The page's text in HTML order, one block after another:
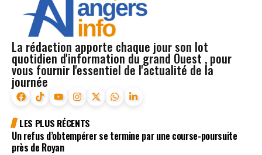
La rédaction apporte chaque jour son lot
quotidien d'information du grand Ouest , pour
vous fournir l'essentiel de l'actualité de la
journée
LES PLUS RÉCENTS
Un refus d’obtempérer se termine par une course-poursuite
près de Royan